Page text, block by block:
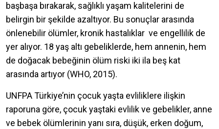
başbaşa bırakarak, sağlıklı yaşam kalitelerini de
belirgin bir şekilde azaltıyor. Bu sonuçlar arasında
önlenebilir ölümler, kronik hastalıklar ve engellilik de
yer alıyor. 18 yaş altı gebeliklerde, hem annenin, hem
de doğacak bebeğinin ölüm riski iki ila beş kat
arasında artıyor (WHO, 2015).
UNFPA Türkiye’nin çocuk yaşta evliliklere ilişkin
raporuna göre, çocuk yaştaki evlilik ve gebelikler, anne
ve bebek ölümlerinin yanı sıra, düşük, erken doğum,